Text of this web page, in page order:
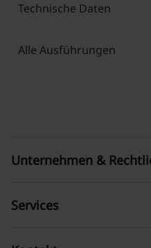
Technische Daten
Alle Ausführungen
Unternehmen &
Services